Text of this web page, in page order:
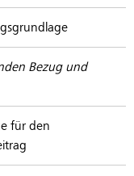
Bezug und
für den